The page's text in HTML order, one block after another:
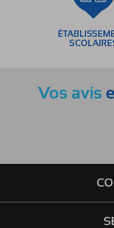
Vos avis